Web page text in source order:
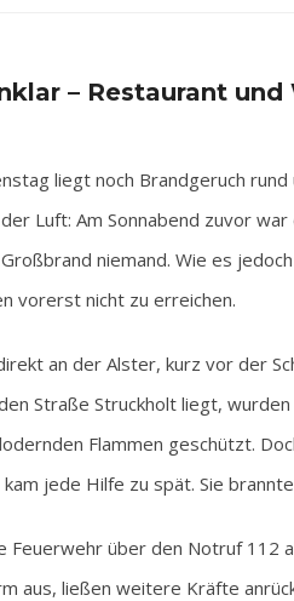
– Restaurant
liegt noch Brandgeruch
Luft: Am Sonnabend zuvor
niemand. Wie es
vorerst nicht zu erreichen.
an der Alster, kurz vor der
Straße Struckholt liegt,
Flammen geschützt.
jede Hilfe zu spät. Sie
Feuerwehr über den Notruf
aus, ließen weitere Kräfte